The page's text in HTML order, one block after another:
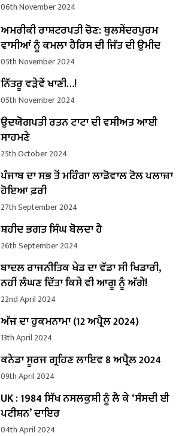
06th November 2024
ਅਮਰੀਕੀ ਰਾਸ਼ਟਰਪਤੀ ਚੋਣ: ਥੁਲਸੇਂਦਰਪੁਰਮ
ਵਾਸੀਆਂ ਨੂੰ ਕਮਲਾ ਹੈਰਿਸ ਦੀ ਜਿੱਤ ਦੀ ਉਮੀਦ
05th November 2024
ਨਿੱਤਰੂ ਵੜੇਵੇਂ ਖਾਣੀ…!
05th November 2024
ਉਦਯੋਗਪਤੀ ਰਤਨ ਟਾਟਾ ਦੀ ਵਸੀਅਤ ਆਈ
ਸਾਹਮਣੇ
25th October 2024
ਪੰਜਾਬ ਦਾ ਸਭ ਤੋਂ ਮਹਿੰਗਾ ਲਾਡੋਵਾਲ ਟੋਲ ਪਲਾਜ਼ਾ
ਹੋਇਆ ਫ਼ਰੀ
27th September 2024
ਸ਼ਹੀਦ ਭਗਤ ਸਿੰਘ ਬੋਲਦਾ ਹੈ
26th September 2024
ਬਾਦਲ ਰਾਜਨੀਤਿਕ ਖੇਡ ਦਾ ਵੱਡਾ ਸੀ ਖਿਡਾਰੀ,
ਨਹੀਂ ਲੰਘਣ ਦਿੱਤਾ ਕਿਸੇ ਵੀ ਆਗੂ ਨੂੰ ਅੱਗੇ!
22nd April 2024
ਅੱਜ ਦਾ ਹੁਕਮਨਾਮਾ (12 ਅਪ੍ਰੈਲ 2024)
13th April 2024
ਕਨੇਡਾ ਸੂਰਜ ਗ੍ਰਹਿਣ ਲਾਇਵ 8 ਅਪ੍ਰੈਲ 2024
09th April 2024
UK : 1984 ਸਿੱਖ ਨਸਲਕੁਸ਼ੀ ਨੂੰ ਲੈ ਕੇ ‘ਸੰਸਦੀ ਈ
ਪਟੀਸ਼ਨ’ ਦਾਇਰ
04th April 2024